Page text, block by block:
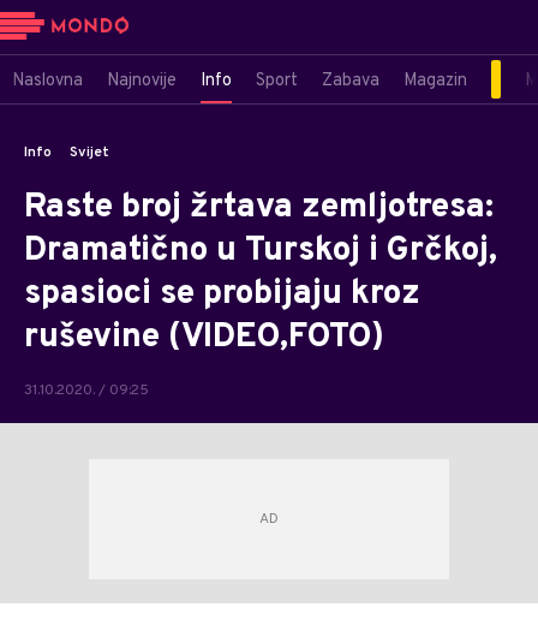
Naslovna Najnovije Info Sport Zabava Magazin
Info Svijet
Raste broj žrtava zemljotresa:
Dramatično u Turskoj i Grčkoj,
spasioci se probijaju kroz
ruševine (VIDEO,FOTO)
31.10.2020. / 09:25